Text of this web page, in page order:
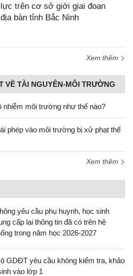
trên cơ sở giới giai đoạn
bàn tỉnh Bắc Ninh
Xem thêm
VỀ TÀI NGUYÊN-MÔI TRƯỜNG
nhiễm môi trường như thế nào?
phép vào môi trường bị xử phạt thế
Xem thêm
yêu cầu phụ huynh, học sinh
cấp lại thông tin đã có trên hệ
trong năm học 2026-2027
GDĐT yêu cầu không kiểm tra, khảo
vào lớp 1